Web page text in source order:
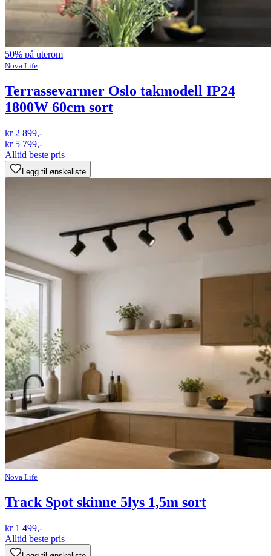
50% på uterom
Nova Life
Terrassevarmer Oslo takmodell IP24
1800W 60cm sort
kr 2 899,-
kr 5 799,-
Alltid beste pris
Legg til ønskeliste
Nova Life
Track Spot skinne 5lys 1,5m sort
kr 1 499,-
Alltid beste pris